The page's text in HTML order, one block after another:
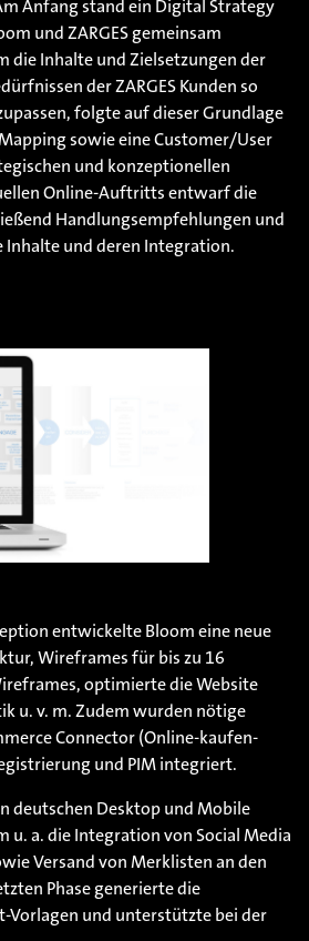
Anfang stand ein Digital Strategy
und ZARGES gemeinsam
die Inhalte und Zielsetzungen der
der ZARGES Kunden so
folgte auf dieser Grundlage
sowie eine Customer/User
und konzeptionellen
Online-Auftritts entwarf die
Handlungsempfehlungen und
und deren Integration.
entwickelte Bloom eine neue
Wireframes für bis zu 16
optimierte die Website
u. v. m. Zudem wurden nötige
Connector (Online-kaufen-
und PIM integriert.
deutschen Desktop und Mobile
u. a. die Integration von Social Media
Versand von Merklisten an den
Phase generierte die
Vorlagen und unterstützte bei der